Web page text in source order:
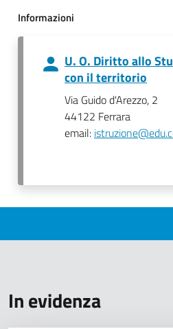
Informazioni
U. O. Diritto allo
con il territorio
Via Guido d'Arezzo, 2
44122 Ferrara
email:
In evidenza